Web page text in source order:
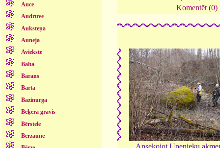
Auce
Audruve
Auksteņa
Auneja
Aviekste
Balta
Barans
Bārta
Bazinurga
Beķera grāvis
Bērstele
Bērzaune
Komentēt (0)